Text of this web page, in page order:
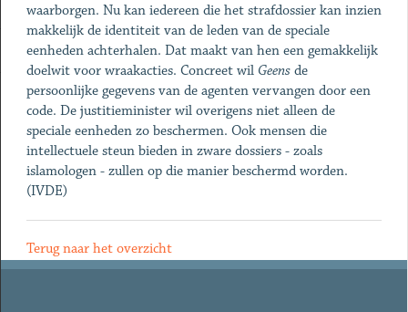
waarborgen. Nu kan iedereen die het strafdossier kan inzien
makkelijk de identiteit van de leden van de speciale
eenheden achterhalen. Dat maakt van hen een gemakkelijk
doelwit voor wraakacties. Concreet wil Geensde
persoonlijke gegevens van de agenten vervangen door een
code. De justitieminister wil overigens niet alleen de
speciale eenheden zo beschermen. Ook mensen die
intellectuele steun bieden in zware dossiers - zoals
islamologen - zullen op die manier beschermd worden.
(IVDE)
Terug naar het overzicht